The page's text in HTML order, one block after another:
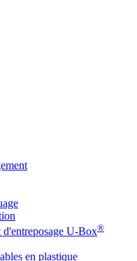
U-Box®
en plastique